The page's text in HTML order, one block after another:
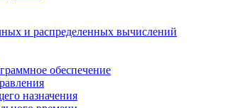
и распределенных вычислений
обеспечение
назначения